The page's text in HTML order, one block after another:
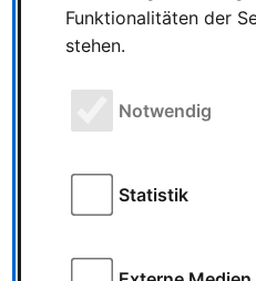
Seitenaufrufe pro
Besucher pro Monat ●
Quelle: Matomo …
Funktionalitäten der
stehen.
Notwendig
Statistik